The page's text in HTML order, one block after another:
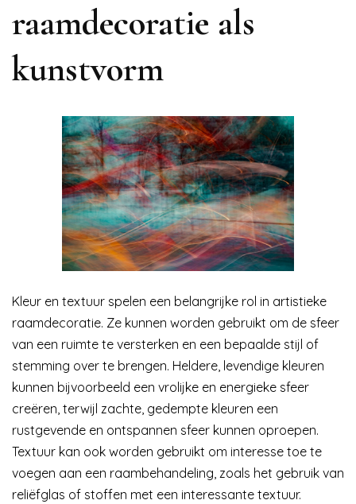
raamdecoratie als
kunstvorm
Kleur en textuur spelen een belangrijke rol in artistieke
raamdecoratie. Ze kunnen worden gebruikt om de sfeer
van een ruimte te versterken en een bepaalde stijl of
stemming over te brengen. Heldere, levendige kleuren
kunnen bijvoorbeeld een vrolijke en energieke sfeer
creëren, terwijl zachte, gedempte kleuren een
rustgevende en ontspannen sfeer kunnen oproepen.
Textuur kan ook worden gebruikt om interesse toe te
voegen aan een raambehandeling, zoals het gebruik van
reliëfglas of stoffen met een interessante textuur.